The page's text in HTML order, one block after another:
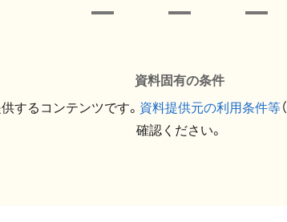
資料固有の条件
するコンテンツです。 資料提供元の利用条件等
確認ください。